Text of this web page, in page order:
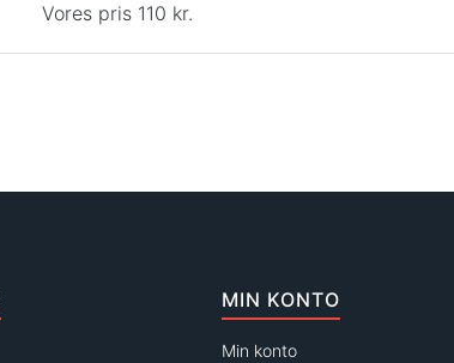
Vores pris 110 kr.
MIN KONTO
Min konto